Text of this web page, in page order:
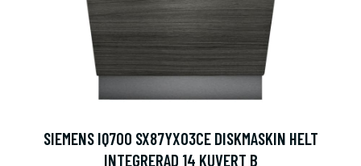
SIEMENS IQ700 SX87YX03CE DISKMASKIN HELT
INTEGRERAD 14 KUVERT B